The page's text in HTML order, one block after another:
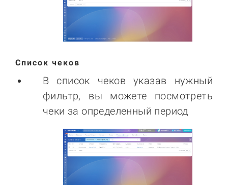
Список чеков
В список чеков указав нужный
фильтр, вы можете посмотреть
чеки за определенный период